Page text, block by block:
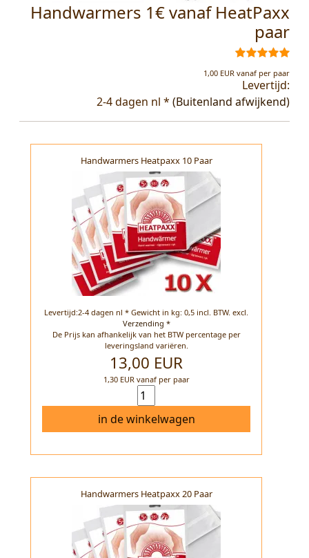
Handwarmers 1€ vanaf HeatPaxx
paar
1,00 EUR vanaf per paar
Levertijd:
2-4 dagen nl * (Buitenland afwijkend)
Handwarmers Heatpaxx 10 Paar
Levertijd:2-4 dagen nl * Gewicht in kg: 0,5 incl. BTW. excl.
Verzending *
De Prijs kan afhankelijk van het BTW percentage per
leveringsland variëren.
13,00 EUR
1,30 EUR vanaf per paar
in de winkelwagen
Handwarmers Heatpaxx 20 Paar